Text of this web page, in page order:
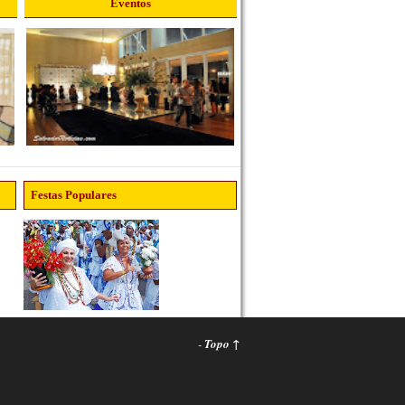
Eventos
Festas Populares
- Topo ↑